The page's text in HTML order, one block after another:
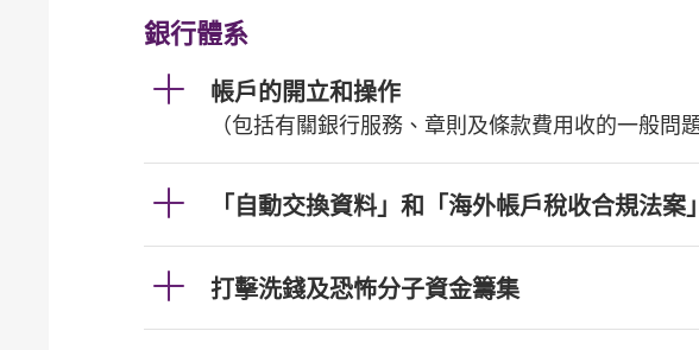
銀行體系
帳戶的開立和操作
（包括有關銀行服務、章則及條款費用收的一般問題
「自動交換資料」和「海外帳戶稅收合規法案」
打擊洗錢及恐怖分子資金籌集